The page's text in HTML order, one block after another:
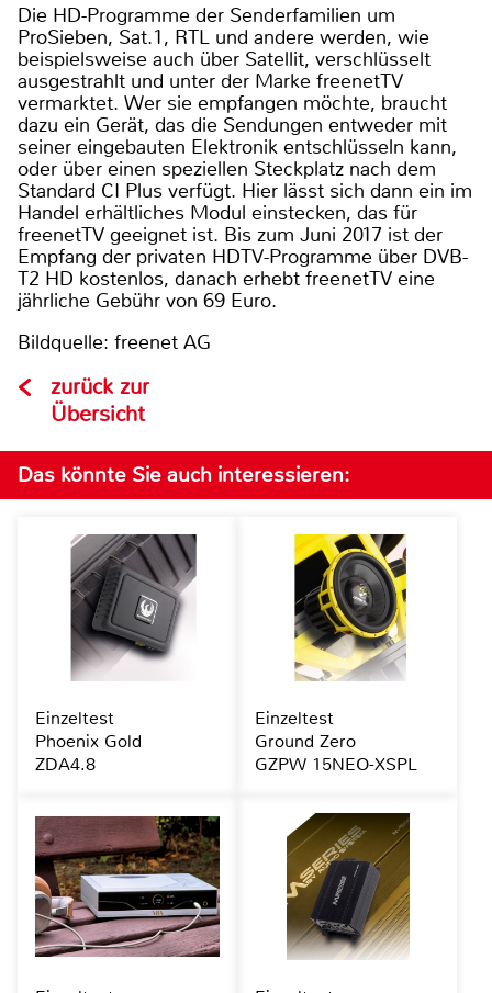
Die HD-Programme der Senderfamilien um
ProSieben, Sat.1, RTL und andere werden, wie
beispielsweise auch über Satellit, verschlüsselt
ausgestrahlt und unter der Marke freenetTV
vermarktet. Wer sie empfangen möchte, braucht
dazu ein Gerät, das die Sendungen entweder mit
seiner eingebauten Elektronik entschlüsseln kann,
oder über einen speziellen Steckplatz nach dem
Standard CI Plus verfügt. Hier lässt sich dann ein im
Handel erhältliches Modul einstecken, das für
freenetTV geeignet ist. Bis zum Juni 2017 ist der
Empfang der privaten HDTV-Programme über DVB-
T2 HD kostenlos, danach erhebt freenetTV eine
jährliche Gebühr von 69 Euro.
Bildquelle: freenet AG
zurück zur
Übersicht
Das könnte Sie auch interessieren:
Einzeltest
Phoenix Gold
ZDA4.8
Einzeltest
Ground Zero
GZPW 15NEO-XSPL